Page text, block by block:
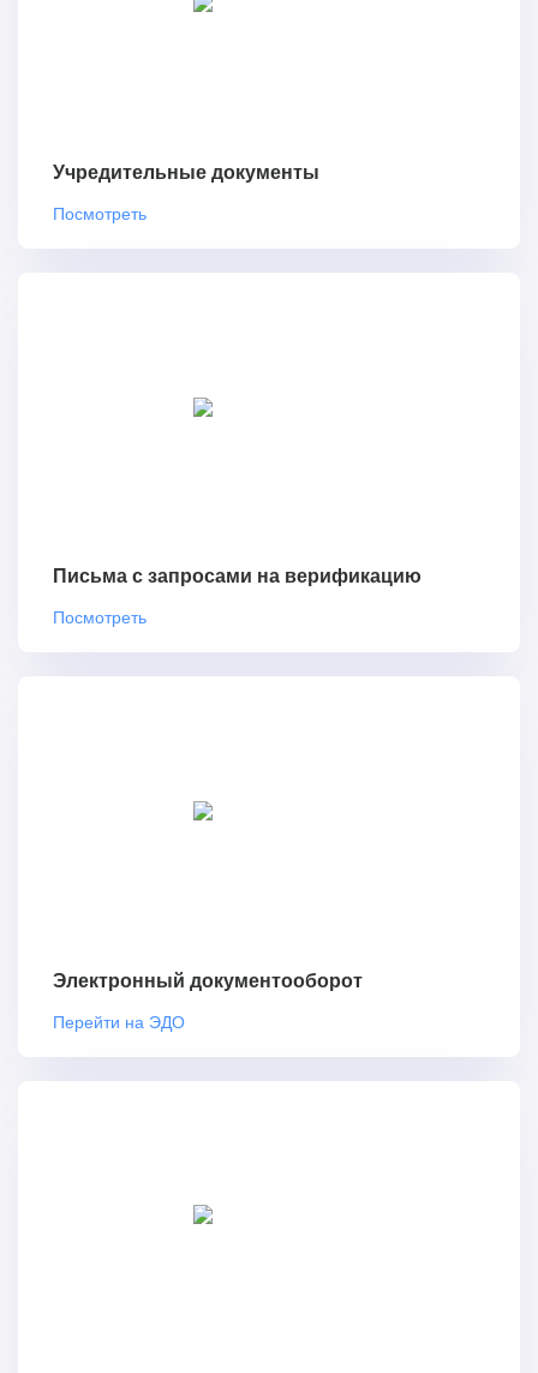
Учредительные документы
Посмотреть
Письма с запросами на верификацию
Посмотреть
Электронный документооборот
Перейти на ЭДО